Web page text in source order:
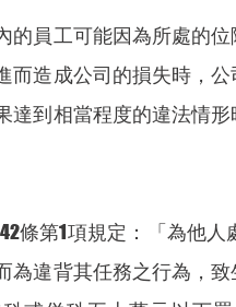
的員工可能因為所處的
而造成公司的損失時，
達到相當程度的違法情
條第1項規定：「為他
為違背其任務之行為，